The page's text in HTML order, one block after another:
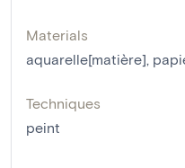
Materials
aquarelle[matière],
Techniques
peint